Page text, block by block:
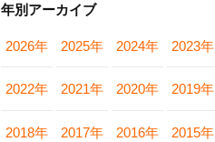
年別アーカイブ
2026年 2025年 2024年 2023年
2022年 2021年 2020年 2019年
2018年 2017年 2016年 2015年